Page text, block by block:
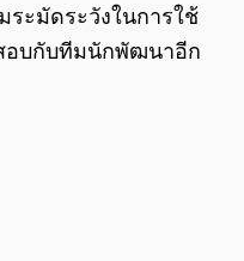
ระมัดระวังในการใช้
อบกับทีมนักพัฒนาอีก